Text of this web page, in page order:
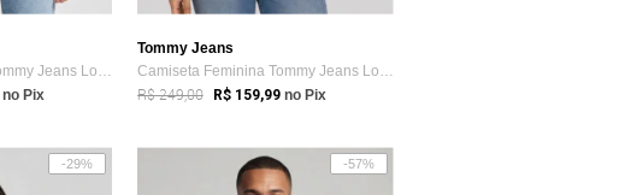
Camiseta Feminina Tommy Jeans Logo Verde
no Pix
Tommy Jeans
Camiseta Feminina Tommy Jeans Logo Verde
R$ 249,00 R$ 159,99 no Pix
-29% -57%